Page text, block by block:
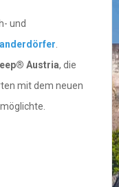
und
.
Austria, die
mit dem neuen